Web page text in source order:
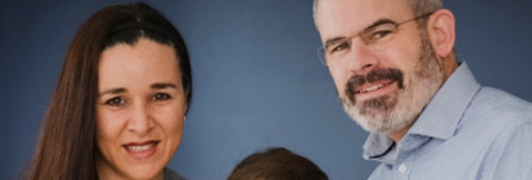
Appuyez la touche « Entrer » ou ESC pour
quitter